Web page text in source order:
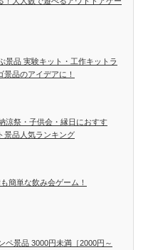
景品 実験キット・工作キットラ
品のアイデアに！
涼祭・子供会・縁日におすす
景品人気ランキング
簡単な飲み会ゲーム！
ペ景品 3000円未満［2000円～